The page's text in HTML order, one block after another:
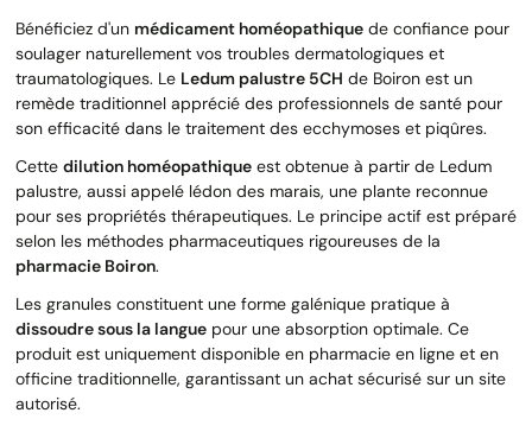
Bénéficiez d'un médicament homéopathique de confiance pour
soulager naturellement vos troubles dermatologiques et
traumatologiques. Le Ledum palustre 5CH de Boiron est un
remède traditionnel apprécié des professionnels de santé pour
son efficacité dans le traitement des ecchymoses et piqûres.
Cette dilution homéopathique est obtenue à partir de Ledum
palustre, aussi appelé lédon des marais, une plante reconnue
pour ses propriétés thérapeutiques. Le principe actif est préparé
selon les méthodes pharmaceutiques rigoureuses de la
pharmacie Boiron.
Les granules constituent une forme galénique pratique à
dissoudre sous la langue pour une absorption optimale. Ce
produit est uniquement disponible en pharmacie en ligne et en
officine traditionnelle, garantissant un achat sécurisé sur un site
autorisé.